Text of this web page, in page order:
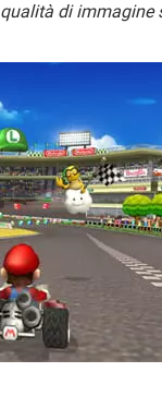
di immagine